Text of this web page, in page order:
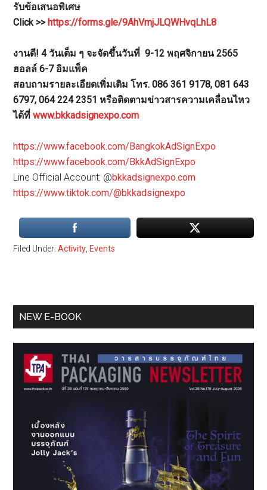
รับข้อเสนอพิเศษ
Click >> https://forms.gle/9AhVmjJLQWHvqLhL8
งานดี! 4 วันเต็ม ๆ จะจัดขึ้นวันที่ 9-12 พฤศจิกายน 2565
ฮอลล์ 6-7 อิมแพ็ค
สอบถามรายละเอียดเพิ่มเติม โทร. 086 361 9178, 081 643
6797, 064 224 2351 หรือติดตามข่าวสารความเคลื่อนไหว
ได้ที่www.bkkadsignexpo.com
https://www.facebook.com/BangkokAdSignExpo
https://www.facebook.com/BkkAdSignExpo
Line Official Account: @bkkadsignexpo.com
https://www.tiktok.com/@bkkadsignexpo
Filed Under:Activity Events
Primary
NEW E-BOOK